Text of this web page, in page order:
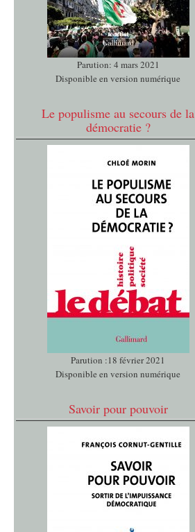
Parution: 4 mars 2021
Disponible en version numérique
Le populisme au secours de la
démocratie ?
Parution :18 février 2021
Disponible en version numérique
Savoir pour pouvoir